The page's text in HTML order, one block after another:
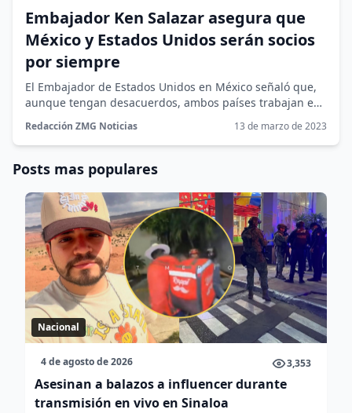
Embajador Ken Salazar asegura que
México y Estados Unidos serán socios
por siempre
El Embajador de Estados Unidos en México señaló que,
aunque tengan desacuerdos, ambos países trabajan en
unidad “en favor de...
Redacción ZMG Noticias 13 de marzo de 2023
Posts mas populares
Nacional
4 de agosto de 2026 3,353
Asesinan a balazos a influencer durante
transmisión en vivo en Sinaloa